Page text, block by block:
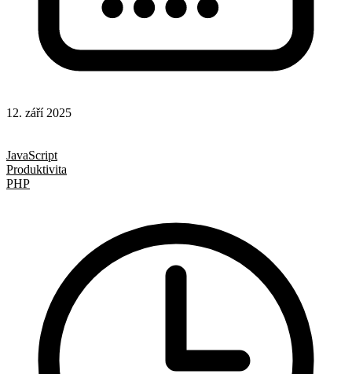
12. září 2025
JavaScript
Produktivita
PHP